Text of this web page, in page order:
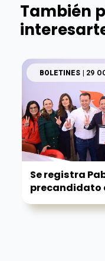
También
BOLETINES | 29
Se registra
precandidato